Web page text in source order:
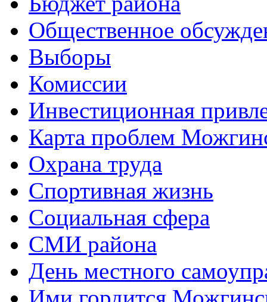
Общественное
Выборы
Комиссии
Инвестиционная
Карта проблем
Охрана труда
Спортивная жизнь
Социальная сфера
СМИ района
День местного